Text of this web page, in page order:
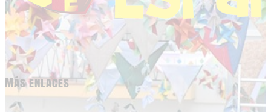
Más enlaces